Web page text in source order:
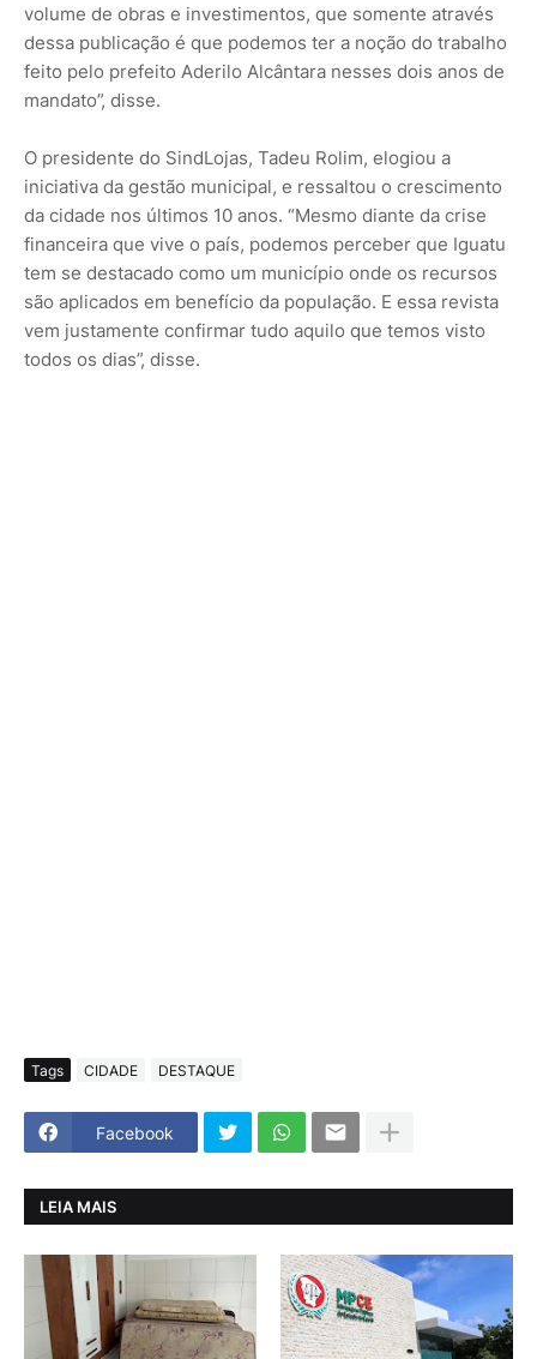
volume de obras e investimentos, que somente através
dessa publicação é que podemos ter a noção do trabalho
feito pelo prefeito Aderilo Alcântara nesses dois anos de
mandato”, disse.
O presidente do SindLojas, Tadeu Rolim, elogiou a
iniciativa da gestão municipal, e ressaltou o crescimento
da cidade nos últimos 10 anos. “Mesmo diante da crise
financeira que vive o país, podemos perceber que Iguatu
tem se destacado como um município onde os recursos
são aplicados em benefício da população. E essa revista
vem justamente confirmar tudo aquilo que temos visto
todos os dias”, disse.
Tags CIDADE DESTAQUE
Facebook
LEIA MAIS